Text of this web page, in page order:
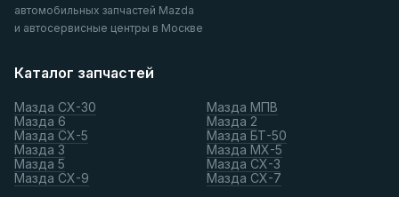
автомобильных запчастей Mazda
и автосервисные центры в Москве
Каталог запчастей
Мазда СХ-30
Мазда 6
Мазда СХ-5
Мазда 3
Мазда 5
Мазда СХ-9
Мазда МПВ
Мазда 2
Мазда БТ-50
Мазда МХ-5
Мазда СХ-3
Мазда СХ-7